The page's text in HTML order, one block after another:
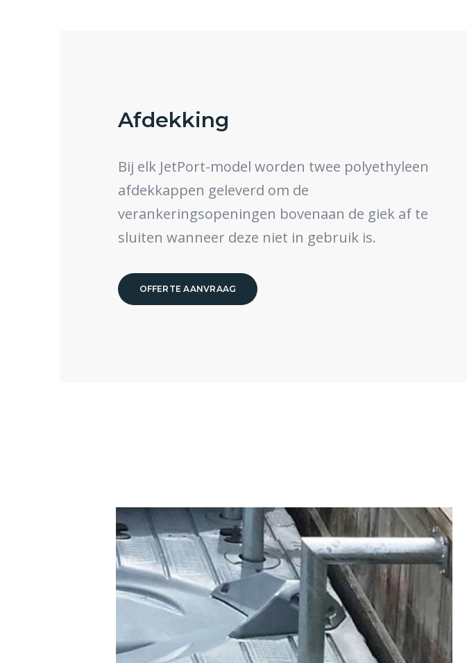
Afdekking
Bij elk JetPort-model worden twee polyethyleen
afdekkappen geleverd om de
verankeringsopeningen bovenaan de giek af te
sluiten wanneer deze niet in gebruik is.
OFFERTE AANVRAAG